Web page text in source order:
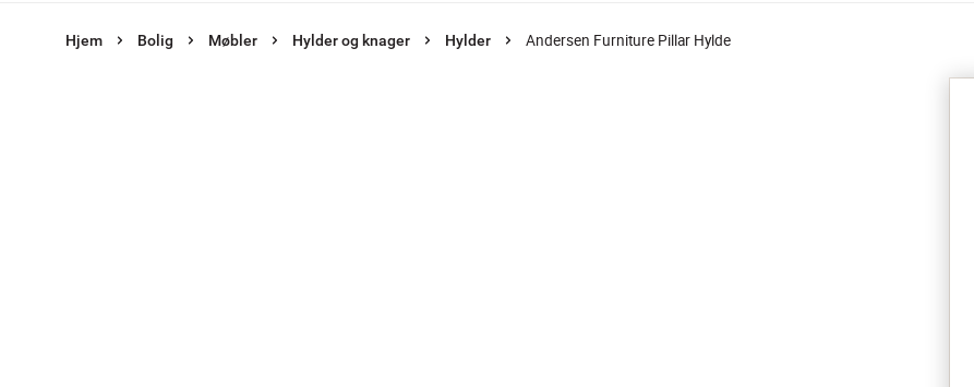
Hjem Bolig Møbler Hylder og knager Hylder Andersen Furniture Pillar Hylde